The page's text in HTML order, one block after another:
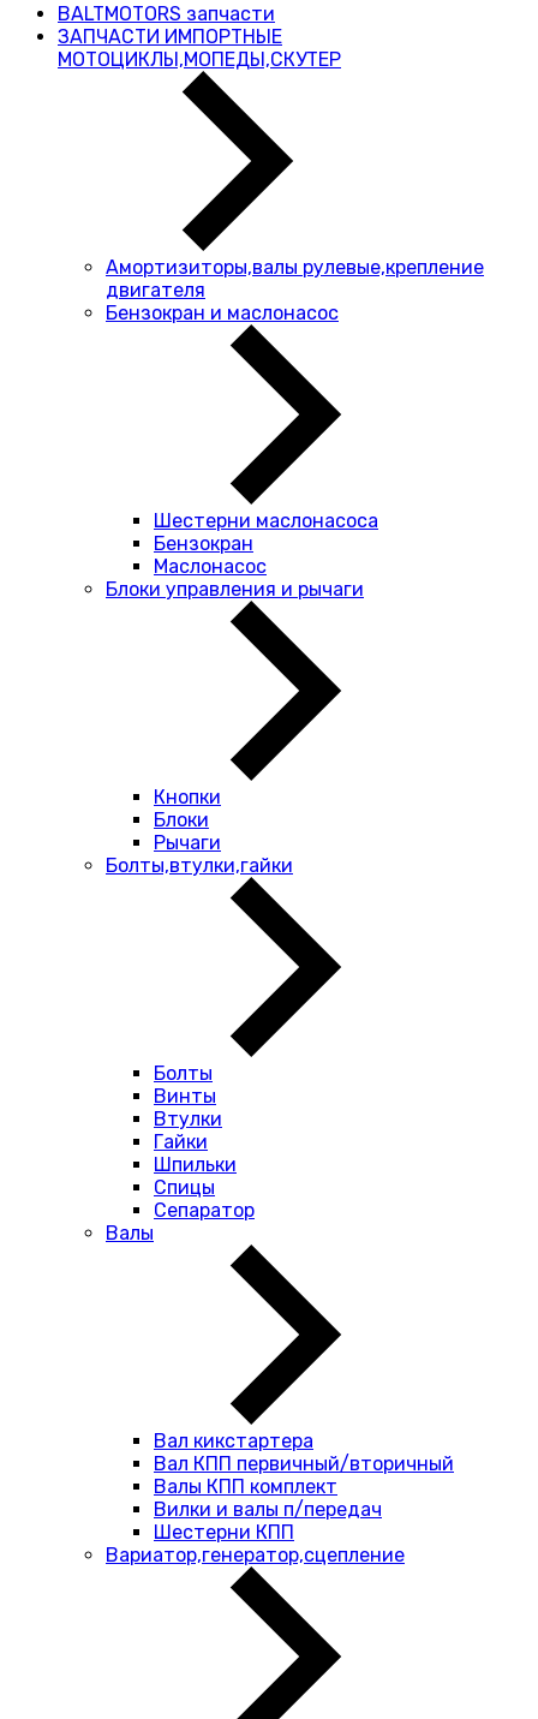
BALTMOTORS запчасти
ЗАПЧАСТИ ИМПОРТНЫЕ
МОТОЦИКЛЫ,МОПЕДЫ,СКУТЕР
Амортизиторы,валы рулевые,крепление
двигателя
Бензокран и маслонасос
Шестерни маслонасоса
Бензокран
Маслонасос
Блоки управления и рычаги
Кнопки
Блоки
Рычаги
Болты,втулки,гайки
Болты
Винты
Втулки
Гайки
Шпильки
Спицы
Сепаратор
Валы
Вал кикстартера
Вал КПП первичный/вторичный
Валы КПП комплект
Вилки и валы п/передач
Шестерни КПП
Вариатор,генератор,сцепление